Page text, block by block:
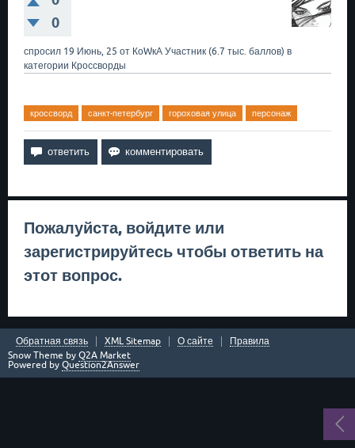
0
спросил 19 Июнь, 25 от КоWкА Участник (6.7 тыс. баллов) в
категории Кроссворды
кроссворд санкт-петербург гороховая улица персонаж
Пожалуйста, войдите или
зарегистрируйтесь чтобы ответить на
этот вопрос.
Обратная связь XML Sitemap О сайте
Правила
Snow Theme by Q2A Market
Powered by Question2Answer